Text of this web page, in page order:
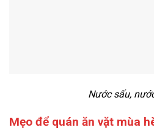
Nước sấu,
Mẹo để quán ăn vặt mùa